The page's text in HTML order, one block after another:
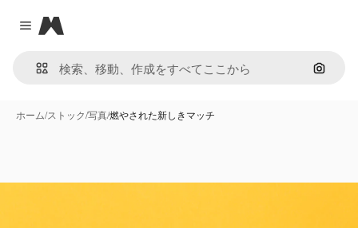
Close menu
Magnific
画像で
ホーム/ストック/写真/燃やされた新しきマッチ